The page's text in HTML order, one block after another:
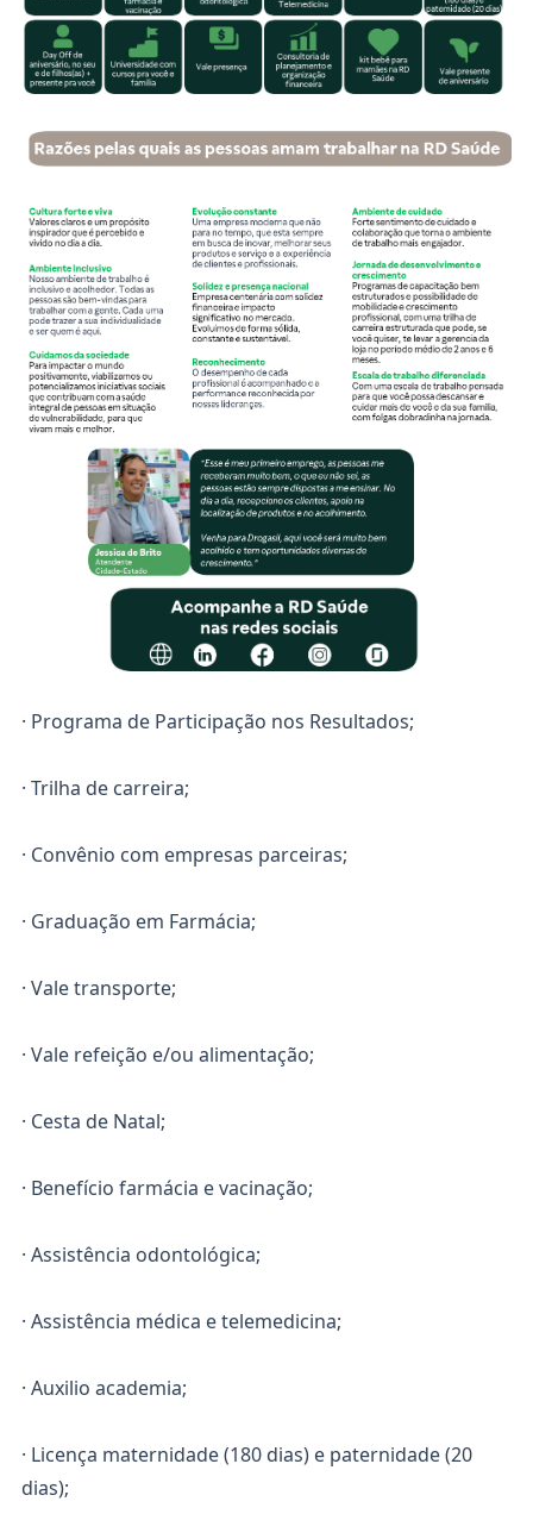
· Programa de Participação nos Resultados;
· Trilha de carreira;
· Convênio com empresas parceiras;
· Graduação em Farmácia;
· Vale transporte;
· Vale refeição e/ou alimentação;
· Cesta de Natal;
· Benefício farmácia e vacinação;
· Assistência odontológica;
· Assistência médica e telemedicina;
· Auxilio academia;
· Licença maternidade (180 dias) e paternidade (20
dias);